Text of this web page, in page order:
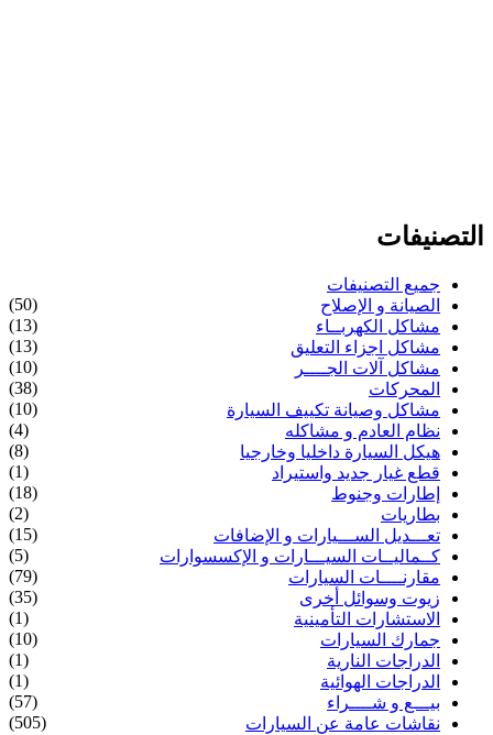
التصنيفات
جميع التصنيفات
الصيانة و الإصلاح
(50)
مشاكل الكهربــاء
(13)
مشاكل اجزاء التعليق
(13)
مشاكل آلات الجــــر
(10)
المحركات
(38)
مشاكل وصيانة تكييف السيارة
(10)
نظام العادم و مشاكله
(4)
هيكل السيارة داخليا وخارجيا
(8)
قطع غيار جديد واستيراد
(1)
إطارات وجنوط
(18)
بطاريات
(2)
تعـــديل الســـيارات و الإضافات
(15)
كــماليــات السيـــارات و الإكسسوارات
(5)
مقارنــــات السيارات
(79)
زيوت وسوائل أخرى
(35)
الاستشارات التأمينية
(1)
جمارك السيارات
(10)
الدراجات النارية
(1)
الدراجات الهوائية
(1)
بيـــع و شــــراء
(57)
نقاشات عامة عن السيارات
(505)